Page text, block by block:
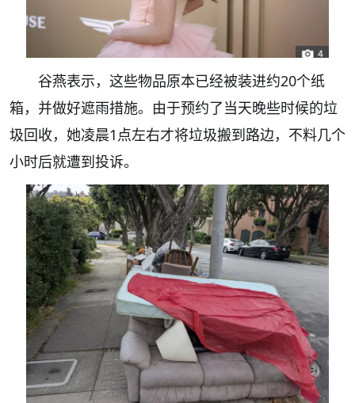
谷燕表示，这些物品原本已经被装进约20个纸
箱，并做好遮雨措施。由于预约了当天晚些时候的垃
圾回收，她凌晨1点左右才将垃圾搬到路边，不料几个
小时后就遭到投诉。